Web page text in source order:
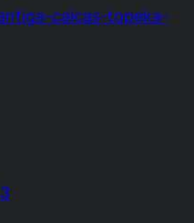
calcas-topeka-